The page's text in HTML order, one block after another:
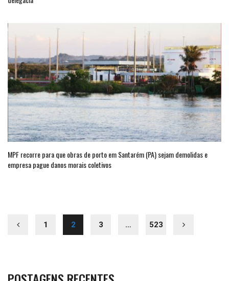
MPF recorre para que obras de porto em Santarém (PA) sejam demolidas e
empresa pague danos morais coletivos
1 2 3 … 523